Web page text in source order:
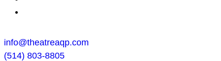
info@theatreaqp.com
(514) 803-8805